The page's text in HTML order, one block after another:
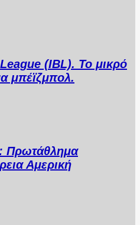
(IBL). Το μικρό
μπέϊζμπολ.
Πρωτάθλημα
Αμερική